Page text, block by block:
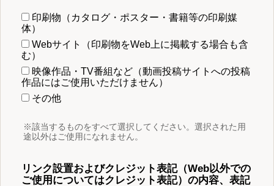
印刷物（カタログ・ポスター・書籍等の印刷媒
体）
Webサイト（印刷物をWeb上に掲載する場合も含
む）
映像作品・TV番組など（動画投稿サイトへの投稿
作品にはご使用いただけません）
その他
※該当するものをすべて選択してください。選択された用
途以外はご使用になれません。
リンク設置およびクレジット表記（Web以外での
ご使用についてはクレジット表記）の内容、表記